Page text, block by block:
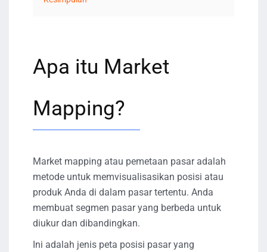
Apa itu Market
Mapping?
Market mapping atau pemetaan pasar adalah
metode untuk memvisualisasikan posisi atau
produk Anda di dalam pasar tertentu. Anda
membuat segmen pasar yang berbeda untuk
diukur dan dibandingkan.
Ini adalah jenis peta posisi pasar yang